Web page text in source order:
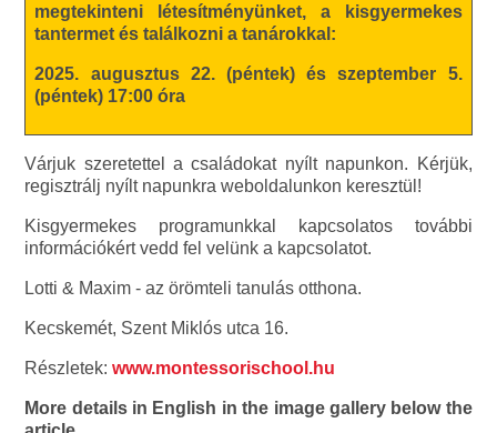
megtekinteni létesítményünket, a kisgyermekes
tantermet és találkozni a tanárokkal:
2025. augusztus 22. (péntek) és szeptember 5.
(péntek) 17:00 óra
Várjuk szeretettel a családokat nyílt napunkon. Kérjük,
regisztrálj nyílt napunkra weboldalunkon keresztül!
Kisgyermekes programunkkal kapcsolatos további
információkért vedd fel velünk a kapcsolatot.
Lotti & Maxim - az örömteli tanulás otthona.
Kecskemét, Szent Miklós utca 16.
Részletek:www.montessorischool.hu
More details in English in the image gallery below the